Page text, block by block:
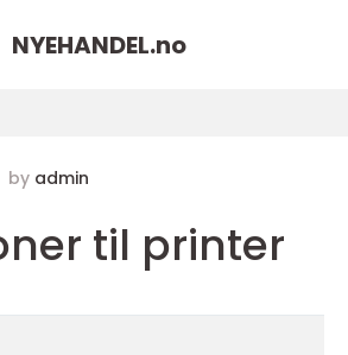
NYEHANDEL.no
by admin
til printer